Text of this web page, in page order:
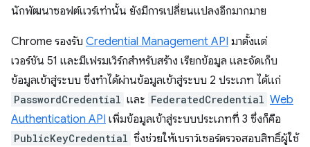
นักพัฒนาซอฟต์แวร์เท่านั้น ยังมีการเปลี่ยนแปลงอีกมากมาย
Chrome รองรับ Credential Management API มาตั้งแต่
เวอร์ชัน 51 และมีเฟรมเวิร์กสำหรับสร้าง เรียกข้อมูล และจัดเก็บ
ข้อมูลเข้าสู่ระบบ ซึ่งทำได้ผ่านข้อมูลเข้าสู่ระบบ 2 ประเภท ได้แก่
PasswordCredential และ FederatedCredential Web
Authentication API เพิ่มข้อมูลเข้าสู่ระบบประเภทที่ 3 ซึ่งก็คือ
PublicKeyCredential ซึ่งช่วยให้เบราว์เซอร์ตรวจสอบสิทธิ์ผู้ใช้